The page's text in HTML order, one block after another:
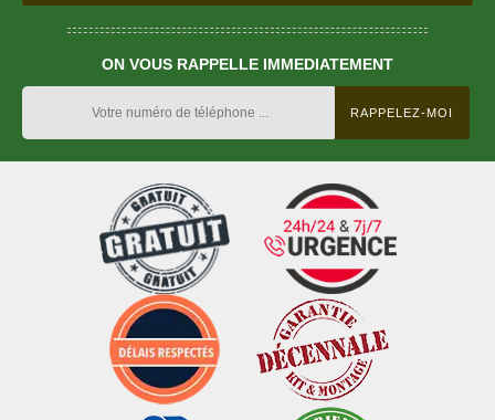
ON VOUS RAPPELLE IMMEDIATEMENT